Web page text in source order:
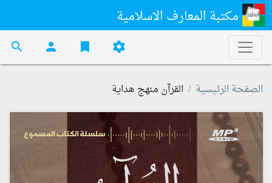
مكتبة المعارف الاسلامية
settings
bookmark
person
search
الصفحة الرئيسية القرآن منهج هداية